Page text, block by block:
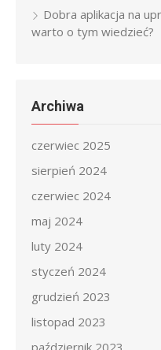
Dobra aplikacja na
warto o tym wiedzieć?
Archiwa
czerwiec 2025
sierpień 2024
czerwiec 2024
maj 2024
luty 2024
styczeń 2024
grudzień 2023
listopad 2023
październik 2023